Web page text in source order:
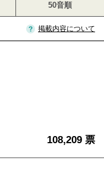
50音順
掲載内容について
108,209 票